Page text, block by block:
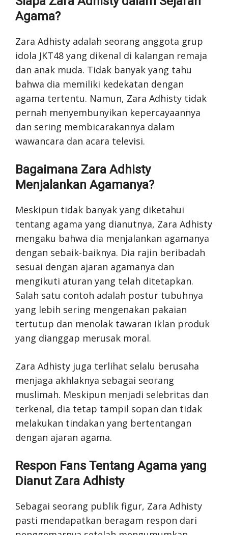
Agama?
Zara Adhisty adalah seorang anggota grup
idola JKT48 yang dikenal di kalangan remaja
dan anak muda. Tidak banyak yang tahu
bahwa dia memiliki kedekatan dengan
agama tertentu. Namun, Zara Adhisty tidak
pernah menyembunyikan kepercayaannya
dan sering membicarakannya dalam
wawancara dan acara televisi.
Bagaimana Zara Adhisty
Menjalankan Agamanya?
Meskipun tidak banyak yang diketahui
tentang agama yang dianutnya, Zara Adhisty
mengaku bahwa dia menjalankan agamanya
dengan sebaik-baiknya. Dia rajin beribadah
sesuai dengan ajaran agamanya dan
mengikuti aturan yang telah ditetapkan.
Salah satu contoh adalah postur tubuhnya
yang lebih sering mengenakan pakaian
tertutup dan menolak tawaran iklan produk
yang dianggap merusak moral.
Zara Adhisty juga terlihat selalu berusaha
menjaga akhlaknya sebagai seorang
muslimah. Meskipun menjadi selebritas dan
terkenal, dia tetap tampil sopan dan tidak
melakukan tindakan yang bertentangan
dengan ajaran agama.
Respon Fans Tentang Agama yang
Dianut Zara Adhisty
Sebagai seorang publik figur, Zara Adhisty
pasti mendapatkan beragam respon dari